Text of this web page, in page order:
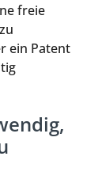
freie
ein Patent